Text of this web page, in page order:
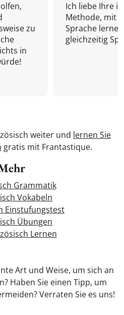
zu
in
Ich liebe Ihre
Methode, mit
Sprache
gleichzeitig
weiter und lernen Sie
gratis mit Frantastique.
Grammatik
Vokabeln
Einstufungstest
Übungen
Lernen
Art und Weise, um sich an
Haben Sie einen Tipp, um
Verraten Sie es uns!